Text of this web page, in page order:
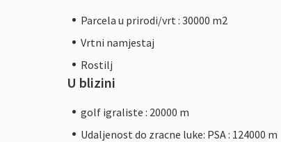
Parcela u prirodi/vrt : 30000 m2
Vrtni namjestaj
Rostilj
U blizini
golf igraliste : 20000 m
Udaljenost do zracne luke: PSA : 124000 m